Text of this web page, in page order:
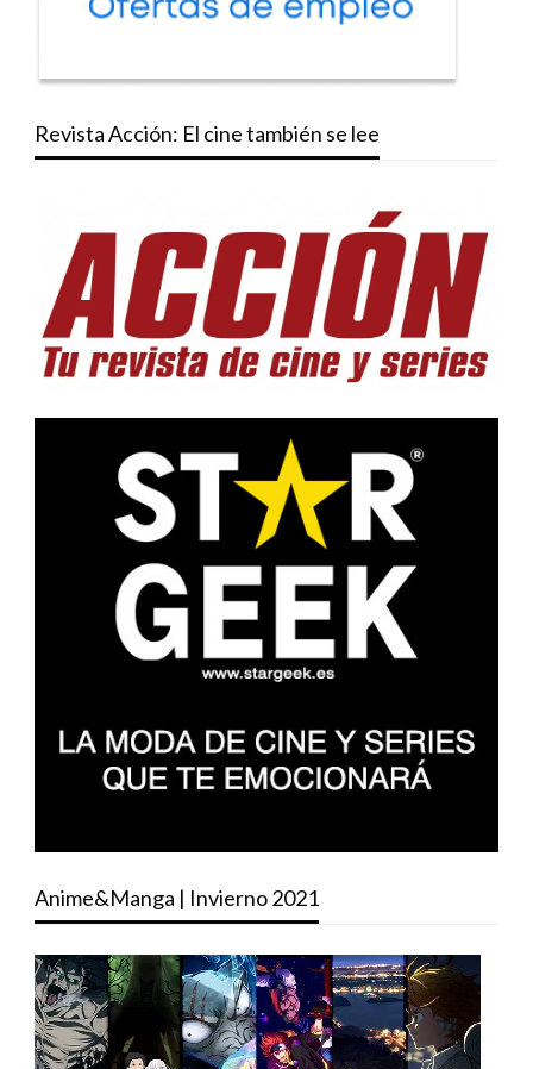
Revista Acción: El cine también se lee
Anime&Manga | Invierno 2021